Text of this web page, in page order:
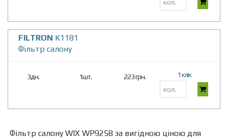
FILTRON K1181
Фiльтр салону
3дн. 1шт. 223 грн. 1 клік
Фільтр салону WIX WP9258 за вигідною ціною для